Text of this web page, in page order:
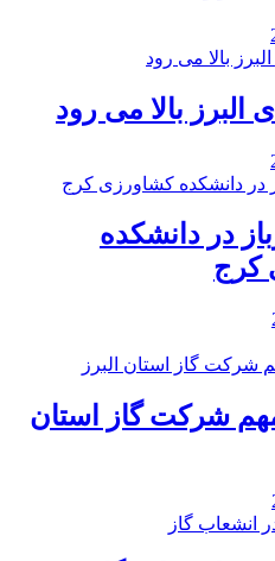
البرز بالا می رود
در دانشکده
کرج
مهم شرکت گاز استان